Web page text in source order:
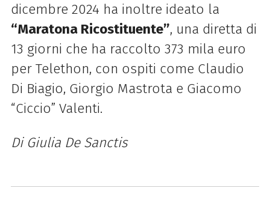
dicembre 2024 ha inoltre ideato la
“Maratona Ricostituente”, una diretta di
13 giorni che ha raccolto 373 mila euro
per Telethon, con ospiti come Claudio
Di Biagio, Giorgio Mastrota e Giacomo
“Ciccio” Valenti.
Di Giulia De Sanctis